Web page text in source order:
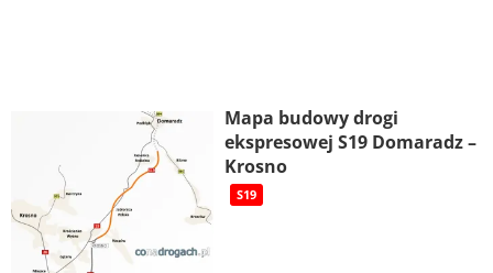
Mapa budowy drogi
ekspresowej S19 Domaradz –
Krosno
S19